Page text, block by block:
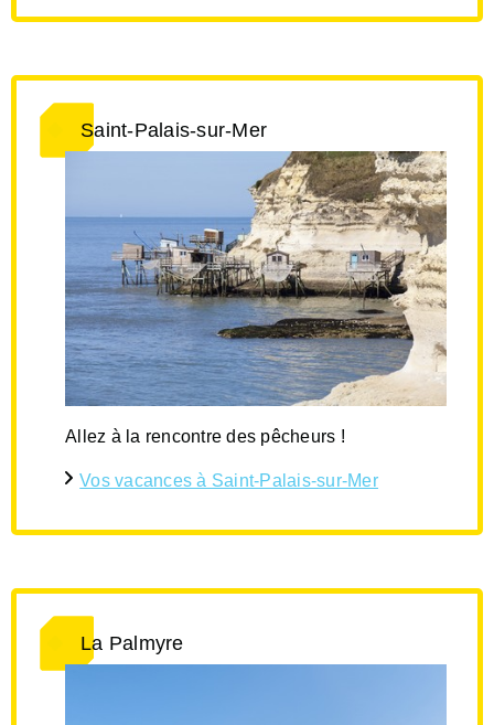
Saint-Palais-sur-Mer
Allez à la rencontre des pêcheurs !
Vos vacances à Saint-Palais-sur-Mer
La Palmyre